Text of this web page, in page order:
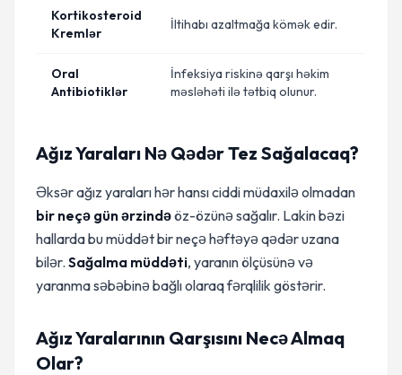
Kortikosteroid
Kremlər
İltihabı azaltmağa kömək edir.
Oral
Antibiotiklər
İnfeksiya riskinə qarşı həkim
məsləhəti ilə tətbiq olunur.
Ağız Yaraları Nə Qədər Tez Sağalacaq?
Əksər ağız yaraları hər hansı ciddi müdaxilə olmadan
bir neçə gün ərzindəöz-özünə sağalır. Lakin bəzi
hallarda bu müddət bir neçə həftəyə qədər uzana
bilər. Sağalma müddəti, yaranın ölçüsünə və
yaranma səbəbinə bağlı olaraq fərqlilik göstərir.
Ağız Yaralarının Qarşısını Necə Almaq
Olar?